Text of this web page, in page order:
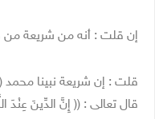
إن قلت : أنه من شريعة من
قلت : إن شريعة نبينا محمد
قال تعالى : (( إِنَّ الدِّينَ عِنْدَ